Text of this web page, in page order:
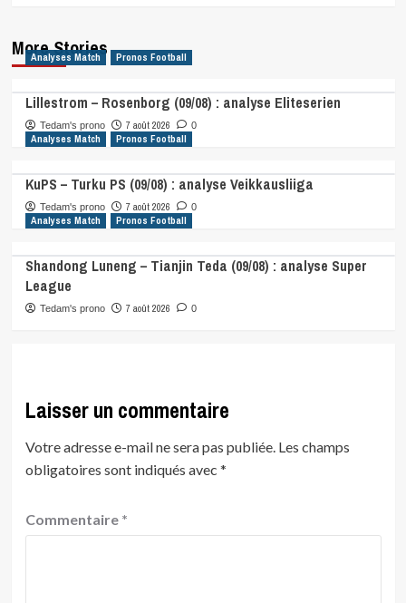
More Stories
Analyses Match Pronos Football
Lillestrom – Rosenborg (09/08) : analyse Eliteserien
Tedam's prono 7 août 2026 0
Analyses Match Pronos Football
KuPS – Turku PS (09/08) : analyse Veikkausliiga
Tedam's prono 7 août 2026 0
Analyses Match Pronos Football
Shandong Luneng – Tianjin Teda (09/08) : analyse Super
League
Tedam's prono 7 août 2026 0
Laisser un commentaire
Votre adresse e-mail ne sera pas publiée. Les champs
obligatoires sont indiqués avec *
Commentaire *